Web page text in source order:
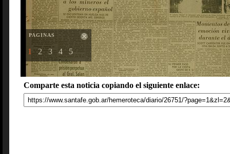
PAGINAS
1 2 3 4 5
Comparte esta noticia copiando el siguiente enlace: